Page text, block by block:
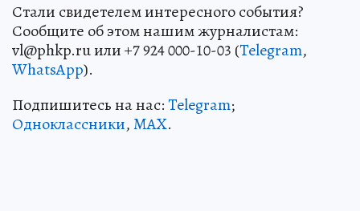
Стали свидетелем интересного события?
Сообщите об этом нашим журналистам:
vl@phkp.ru или +7 924 000-10-03 (Telegram,
WhatsApp).
Подпишитесь на нас:Telegram;
Одноклассники,MAX.